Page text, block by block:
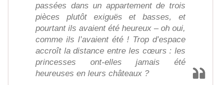
passées dans un appartement de trois
pièces plutôt exiguës et basses, et
pourtant ils avaient été heureux – oh oui,
comme ils l’avaient été ! Trop d’espace
accroît la distance entre les cœurs : les
princesses ont-elles jamais été
heureuses en leurs châteaux ?